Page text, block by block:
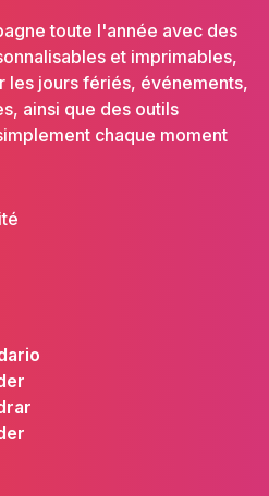
toute l'année avec des
et imprimables,
les jours fériés, événements,
ainsi que des outils
chaque moment